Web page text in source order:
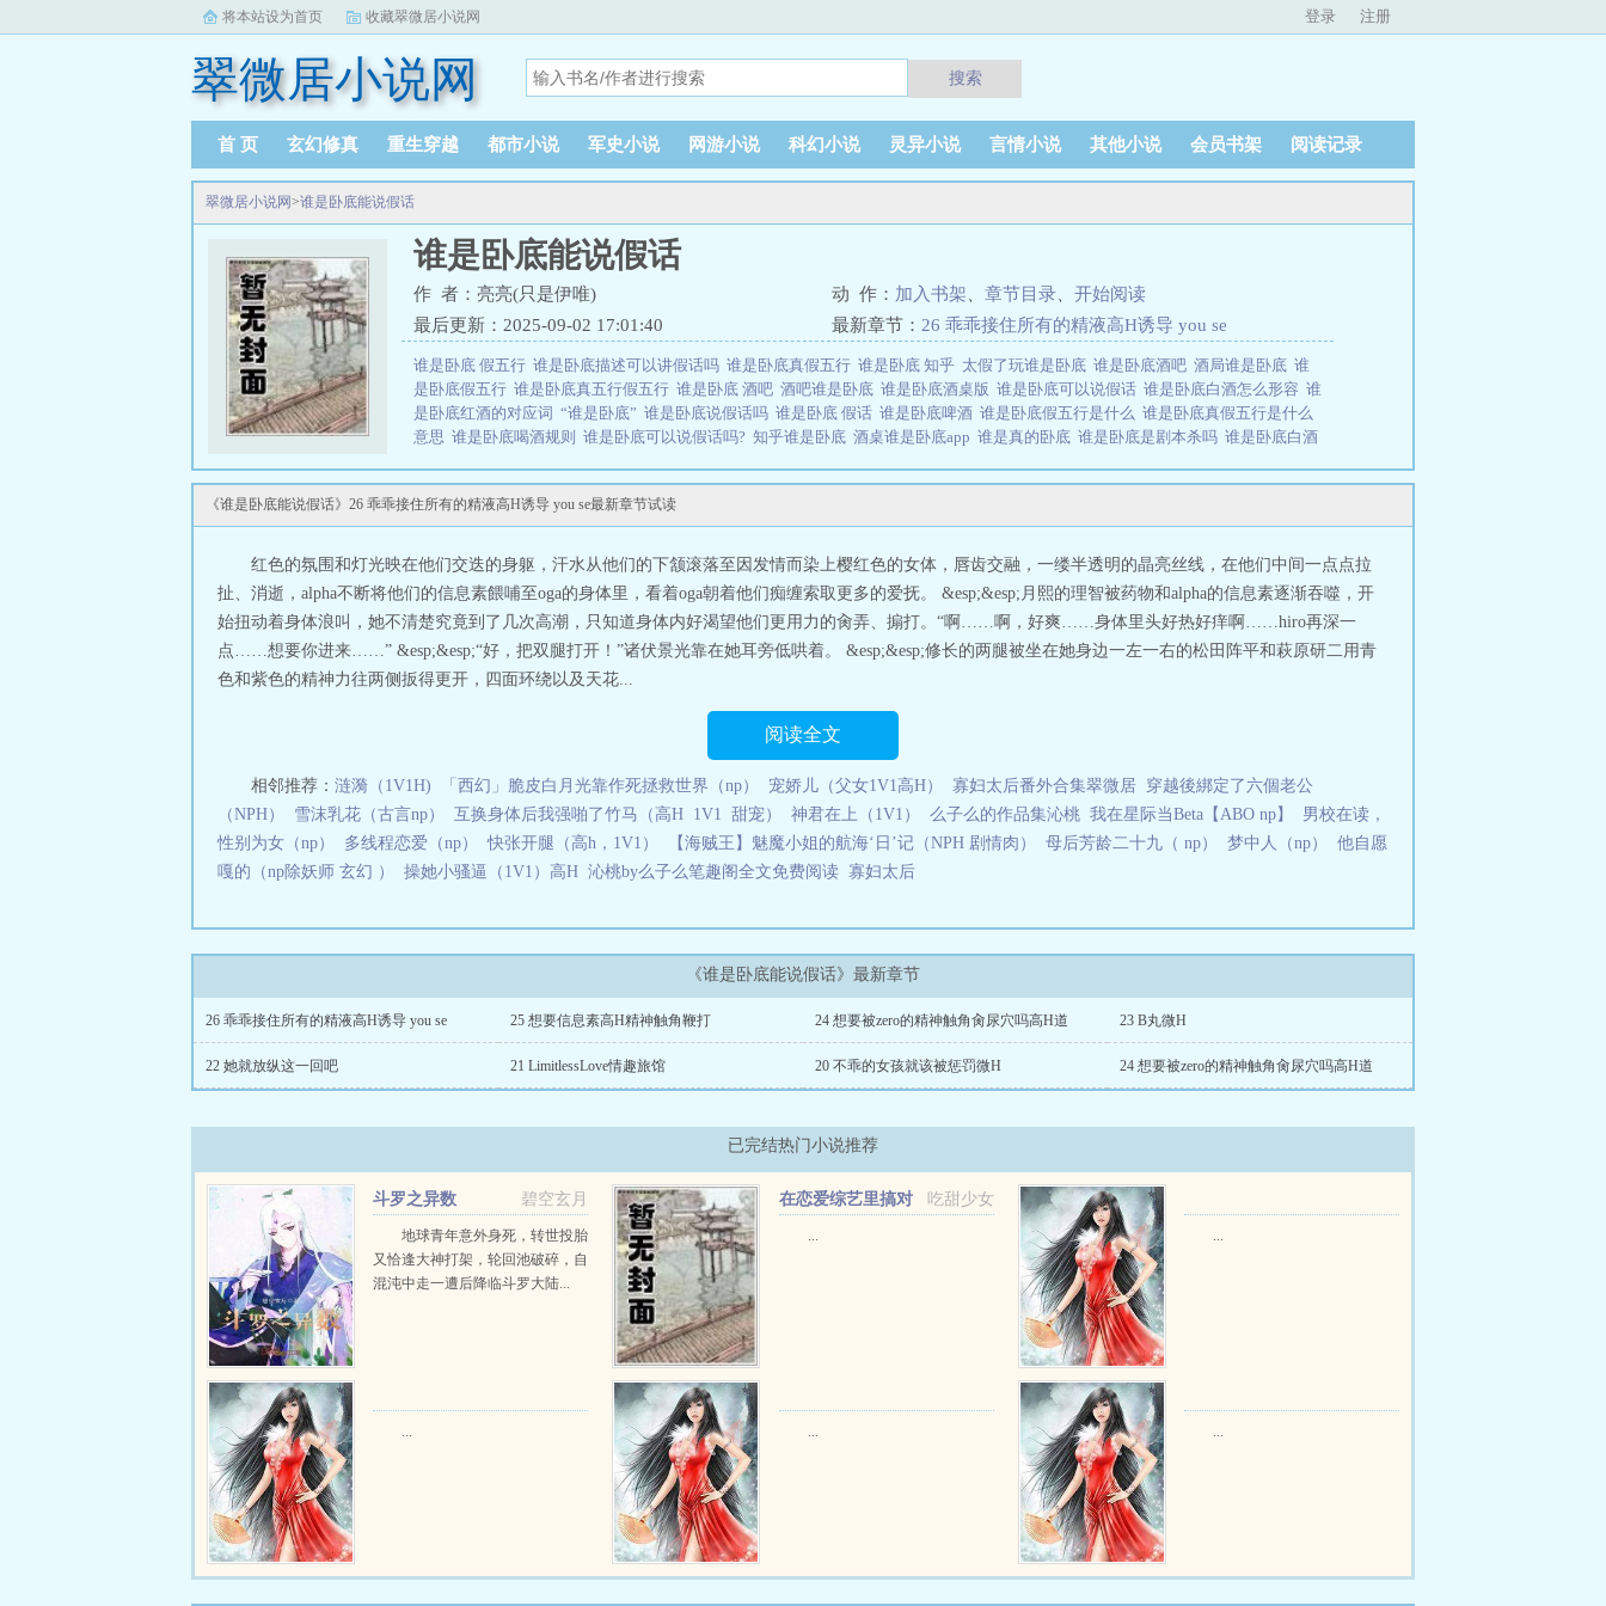
将本站设为首页 收藏翠微居小说网 登录 注册
翠微居小说网 搜索
首 页 玄幻修真 重生穿越 都市小说 军史小说 网游小说 科幻小说 灵异小说 言情小说 其他小说 会员书架 阅读记录
翠微居小说网>谁是卧底能说假话
谁是卧底能说假话
作 者：亮亮(只是伊唯) 动 作： 加入书架 章节目录
开始阅读
最后更新：2025-09-02 17:01:40
最新章节： 26 乖乖接住所有的精液高H诱导 you se
谁是卧底 假五行 谁是卧底描述可以讲假话吗 谁是卧底真假五行 谁是卧底 知乎 太假了玩谁是卧底 谁是卧底酒吧 酒局谁是卧底 谁
是卧底假五行 谁是卧底真五行假五行 谁是卧底 酒吧 酒吧谁是卧底 谁是卧底酒桌版 谁是卧底可以说假话 谁是卧底白酒怎么形容 谁
是卧底红酒的对应词 “谁是卧底” 谁是卧底说假话吗 谁是卧底 假话 谁是卧底啤酒 谁是卧底假五行是什么 谁是卧底真假五行是什么
意思 谁是卧底喝酒规则 谁是卧底可以说假话吗? 知乎谁是卧底 酒桌谁是卧底app 谁是真的卧底 谁是卧底是剧本杀吗 谁是卧底白酒
卧底说假话谁是卧底可以说假的吗酒桌游戏谁是卧底谁是卧底鸡尾酒怎么形容谁是卧底规则能说假话吗谁是卧底酒怎么形容谁
是卧底醉酒驾车对应的是什么谁是卧底游戏规则能说假话吗
此，毕业后的剧情会先停一下～我会写完后再一併调整顺序。后面的阅览的朋友们，可能会觉得阅读时没有连贯性这是因为我当初是
从警校...真酒假酒谁是卧底NPH名柯同人
《谁是卧底能说假话》26 乖乖接住所有的精液高H诱导 you se最新章节试读
红色的氛围和灯光映在他们交迭的身躯，汗水从他们的下颔滚落至因发情而染上樱红色的女体，唇齿交融，一缕半透明的晶亮丝线，在他们中间一点点拉
扯、消逝，alpha不断将他们的信息素餵哺至oga的身体里，看着oga朝着他们痴缠索取更多的爱抚。 &esp;&esp;月熙的理智被药物和alpha的信息素逐渐吞噬，开
始扭动着身体浪叫，她不清楚究竟到了几次高潮，只知道身体内好渴望他们更用力的肏弄、搧打。“啊……啊，好爽……身体里头好热好痒啊……hiro再深一
点……想要你进来……” &esp;&esp;“好，把双腿打开！”诸伏景光靠在她耳旁低哄着。 &esp;&esp;修长的两腿被坐在她身边一左一右的松田阵平和萩原研二用青
色和紫色的精神力往两侧扳得更开，四面环绕以及天花...
阅读全文
相邻推荐： 涟漪（1V1H) 「西幻」脆皮白月光靠作死拯救世界（np） 宠娇儿（父女1V1高H） 寡妇太后番外合集翠微居 穿越後綁定了六個老公
（NPH）
雪沫乳花（古言np） 互换身体后我强啪了竹马（高H 1V1 甜宠） 神君在上（1V1） 么子么的作品集沁桃 我在星际当Beta【ABO np】
男校在读，
性别为女（np）
多线程恋爱（np） 快张开腿（高h，1V1） 【海贼王】魅魔小姐的航海‘日’记（NPH 剧情肉） 母后芳龄二十九（ np） 梦中人（np）
他自愿
嘎的（np除妖师 玄幻 ）
操她小骚逼（1V1）高H 沁桃by么子么笔趣阁全文免费阅读 寡妇太后
《谁是卧底能说假话》最新章节
26 乖乖接住所有的精液高H诱导 you se 25 想要信息素高H精神触角鞭打 24 想要被zero的精神触角肏尿穴吗高H道 23 B丸微H
22 她就放纵这一回吧 21 LimitlessLove情趣旅馆 20 不乖的女孩就该被惩罚微H 24 想要被zero的精神触角肏尿穴吗高H道
已完结热门小说推荐
碧空玄月
斗罗之异数
地球青年意外身死，转世投胎
又恰逢大神打架，轮回池破碎，自
混沌中走一遭后降临斗罗大陆...
吃甜少女
在恋爱综艺里搞对
... ...
... ... ...